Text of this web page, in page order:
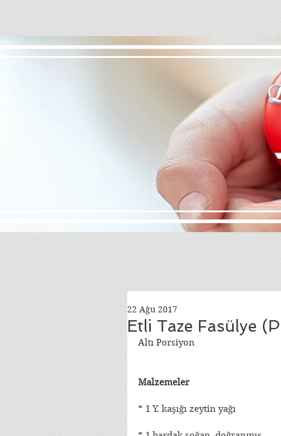
Etli Taze Fasülye
22 Ağu 2017
Altı Porsiyon
Malzemeler
* 1 Y. kaşığı zeytin yağı